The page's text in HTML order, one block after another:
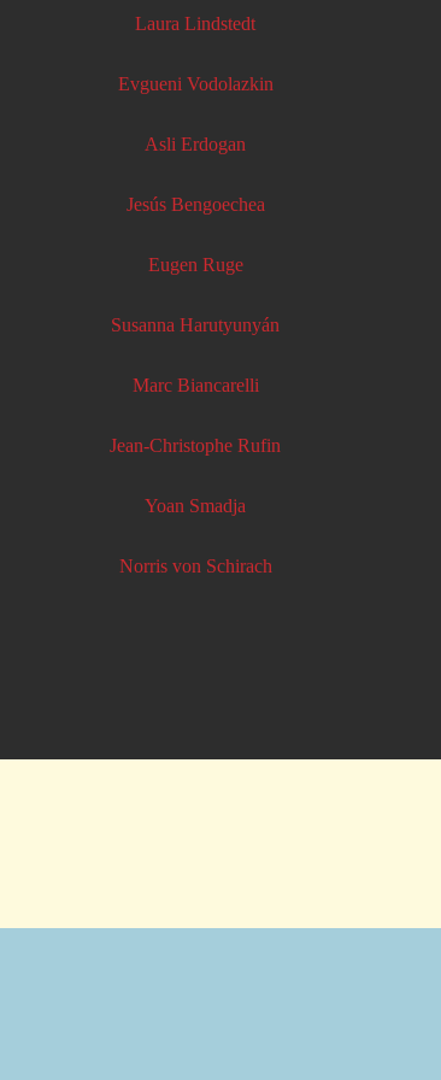
Laura Lindstedt
Evgueni Vodolazkin
Asli Erdogan
Jesús Bengoechea
Eugen Ruge
Susanna Harutyunyán
Marc Biancarelli
Jean-Christophe Rufin
Yoan Smadja
Norris von Schirach